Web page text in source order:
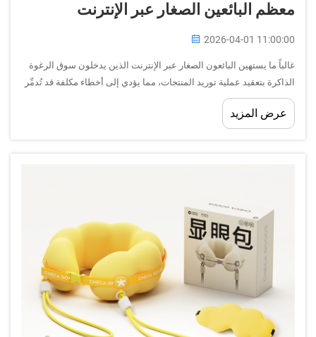
معظم البائعين الصغار عبر الإنترنت
2026-04-01 11:00:00
غالباً ما يستهين البائعون الصغار عبر الإنترنت الذين يدخلون سوق الرغوة
الذاكرة بتعقيد عملية توريد المنتجات، مما يؤدي إلى أخطاء مكلفة قد تُدمِّر
هوامش الربح ورضا العملاء. وتطرح صناعة الرغوة الذاكرة تحديات فريدة...
عرض المزيد